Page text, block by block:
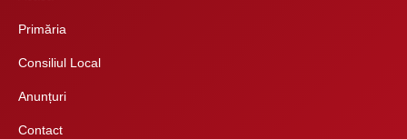
Primăria
Consiliul Local
Anunțuri
Contact